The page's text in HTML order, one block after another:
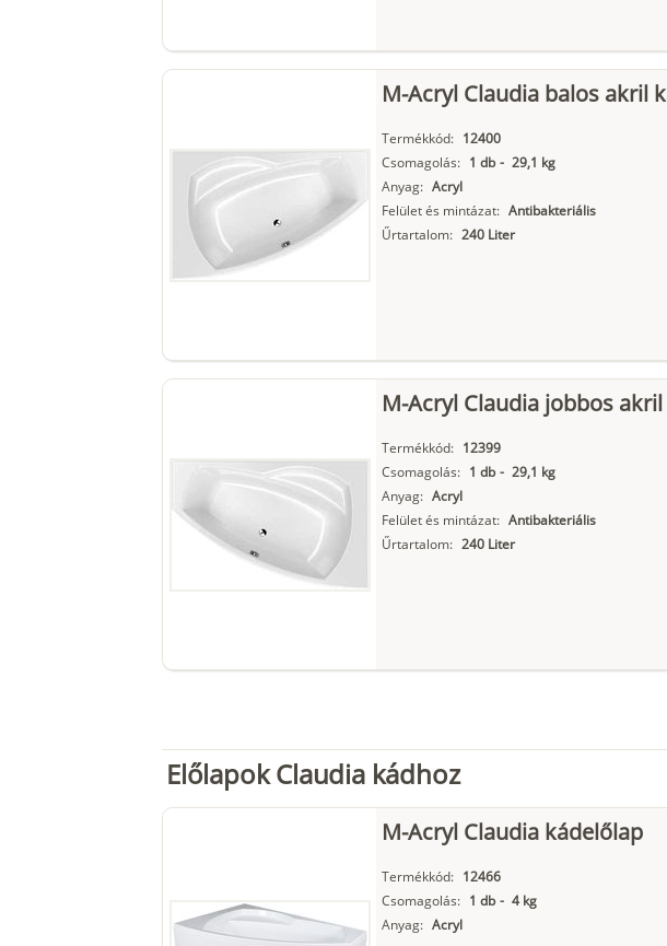
M-Acryl Claudia balos akril
Termékkód: 12400
Csomagolás: 1 db - 29,1 kg
Anyag: Acryl
Felület és mintázat: Antibakteriális
Űrtartalom: 240 Liter
M-Acryl Claudia jobbos
Termékkód: 12399
Csomagolás: 1 db - 29,1 kg
Anyag: Acryl
Felület és mintázat: Antibakteriális
Űrtartalom: 240 Liter
Előlapok Claudia kádhoz
M-Acryl Claudia kádelőlap
Termékkód: 12466
Csomagolás: 1 db - 4 kg
Anyag: Acryl